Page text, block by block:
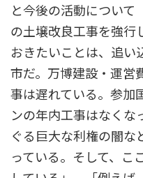
と今後の活動について
の土壌改良工事を強行
おきたいことは、追い
市だ。万博建設・運営
事は遅れている。参加
ンの年内工事はなくな
ぐる巨大な利権の闇な
っている。そして、こ